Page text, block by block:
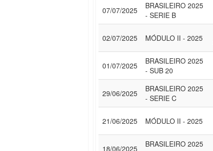
07/07/2025
BRASILEIRO 2025
- SERIE B
02/07/2025 MÓDULO II - 2025
01/07/2025
BRASILEIRO 2025
- SUB 20
29/06/2025
BRASILEIRO 2025
- SERIE C
21/06/2025 MÓDULO II - 2025
18/06/2025
BRASILEIRO 2025